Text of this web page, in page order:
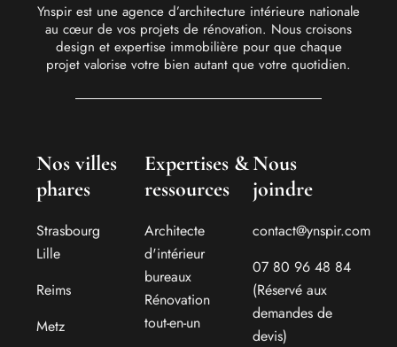
Ynspir est une agence d’architecture intérieure nationale
au cœur de vos projets de rénovation. Nous croisons
design et expertise immobilière pour que chaque
projet valorise votre bien autant que votre quotidien.
Nos villes
phares
Strasbourg
Lille
Reims
Metz
Expertises &
ressources
Architecte
d'intérieur
bureaux
Rénovation
tout-en-un
Nous
joindre
contact@ynspir.com
07 80 96 48 84
(Réservé aux
demandes de
devis)